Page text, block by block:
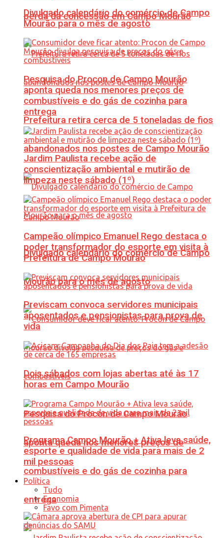
perda da concessão em Campo Mourão
Prefeitura retira cerca de 5 toneladas de fios
abandonados nos postes de Campo Mourão
Divulgado calendário do comércio de Campo
Mourão para o mês de agosto
Pesquisa do Procon de Campo Mourão
aponta queda nos menores preços de
combustíveis e do gás de cozinha para
entrega
Divulgado calendário do comércio de Campo
Mourão para o mês de agosto
Pesquisa do Procon de Campo Mourão
aponta queda nos menores preços de
combustíveis e do gás de cozinha para
entrega
Jardim Paulista recebe ação de
conscientização ambiental e mutirão de
limpeza neste sábado (1º)
Campeão olímpico Emanuel Rego destaca o
poder transformador do esporte em visita à
Prefeitura de Campo Mourão
Previscam convoca servidores municipais
aposentados e pensionistas para prova de
vida
Dois sábados com lojas abertas até às 17
horas em Campo Mourão
Programa Campo Mourão + Ativa leva saúde,
esporte e qualidade de vida para mais de 2
mil pessoas
Política
Tudo
Economia
Favo com Pimenta